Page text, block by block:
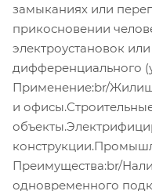
замыканиях или
прикосновении
электроустановок
дифференциального
Применение:br/
и
Преимущества:br/
одновременного